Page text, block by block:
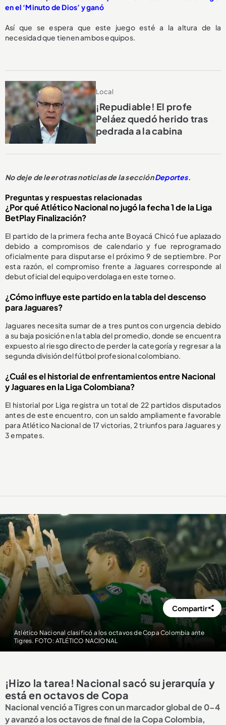
en el ‘Minuto de Dios’ y ganó
Así que se espera que este juego esté a la altura de la
necesidad que tienen ambos equipos.
Local
¡Repudiable! El profe
Peláez quedó herido tras
pedrada a la cabina
No deje de leer otras noticias de la secciónDeportes.
Preguntas y respuestas relacionadas
¿Por qué Atlético Nacional no jugó la fecha 1 de la Liga
BetPlay Finalización?
El partido de la primera fecha ante Boyacá Chicó fue aplazado
debido a compromisos de calendario y fue reprogramado
oficialmente para disputarse el próximo 9 de septiembre. Por
esta razón, el compromiso frente a Jaguares corresponde al
debut oficial del equipo verdolaga en este torneo.
¿Cómo influye este partido en la tabla del descenso
para Jaguares?
Jaguares necesita sumar de a tres puntos con urgencia debido
a su baja posición en la tabla del promedio, donde se encuentra
expuesto al riesgo directo de perder la categoría y regresar a la
segunda división del fútbol profesional colombiano.
¿Cuál es el historial de enfrentamientos entre Nacional
y Jaguares en la Liga Colombiana?
El historial por Liga registra un total de 22 partidos disputados
antes de este encuentro, con un saldo ampliamente favorable
para Atlético Nacional de 17 victorias, 2 triunfos para Jaguares y
3 empates.
Atlético Nacional clasificó a los octavos de Copa Colombia ante
Tigres. FOTO: ATLÉTICO NACIONAL
Compartir
¡Hizo la tarea! Nacional sacó su jerarquía y
está en octavos de Copa
Nacional venció a Tigres con un marcador global de 0-4
y avanzó a los octavos de final de la Copa Colombia,